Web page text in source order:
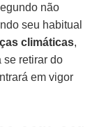
não
seu habitual
climáticas,
se retirar do
em vigor